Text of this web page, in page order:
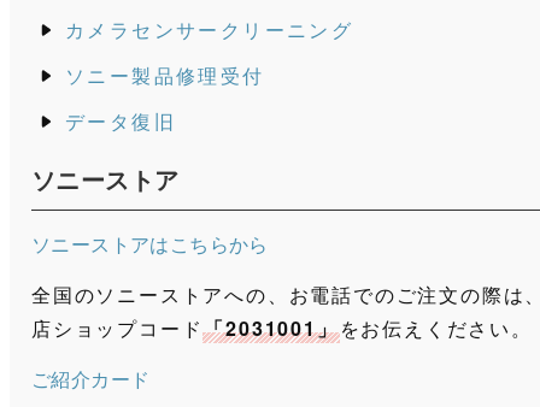
カメラセンサークリーニング
ソニー製品修理受付
データ復旧
ソニーストア
ソニーストアはこちらから
全国のソニーストアへの、お電話でのご注文の際は
店ショップコード「2031001」をお伝えください。
ご紹介カード